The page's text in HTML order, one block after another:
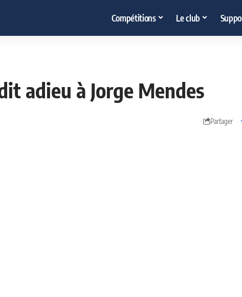
Compétitions Le club
adieu à Jorge Mendes
Partager